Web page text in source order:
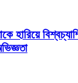
হারিয়ে